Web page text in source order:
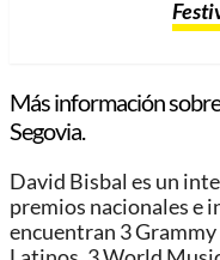
Más información
Segovia.
David Bisbal es un
premios nacionales e
encuentran 3